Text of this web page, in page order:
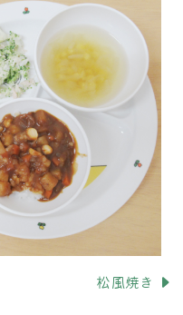
松風焼き